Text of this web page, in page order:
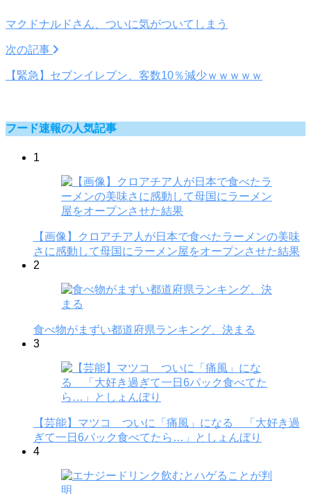
マクドナルドさん、ついに気がついてしまう
次の記事
【緊急】セブンイレブン、客数10％減少ｗｗｗｗｗ
フード速報の人気記事
1
【画像】クロアチア人が日本で食べたラーメンの美味
さに感動して母国にラーメン屋をオープンさせた結果
2
食べ物がまずい都道府県ランキング、決まる
3
【芸能】マツコ ついに「痛風」になる 「大好き過
ぎて一日6パック食べてたら…」としょんぼり
4